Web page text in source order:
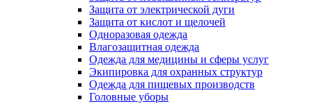
Защита от электрической дуги
Защита от кислот и щелочей
Одноразовая одежда
Влагозащитная одежда
Одежда для медицины и сферы услуг
Экипировка для охранных структур
Одежда для пищевых производств
Головные уборы